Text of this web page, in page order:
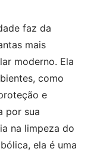
faz da
mais
moderno. Ela
como
e
por sua
na limpeza do
ela é uma